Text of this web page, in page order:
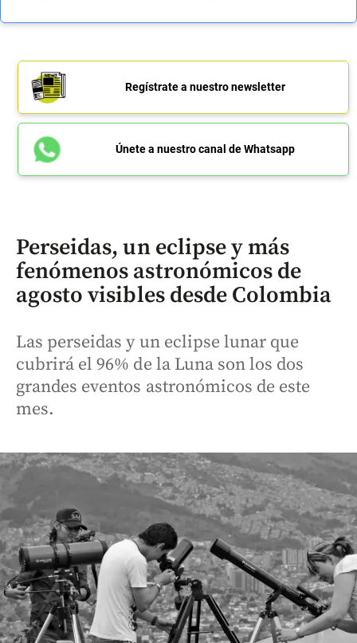
Regístrate a nuestro newsletter
Únete a nuestro canal de Whatsapp
Perseidas, un eclipse y más
fenómenos astronómicos de
agosto visibles desde Colombia
Las perseidas y un eclipse lunar que
cubrirá el 96% de la Luna son los dos
grandes eventos astronómicos de este
mes.